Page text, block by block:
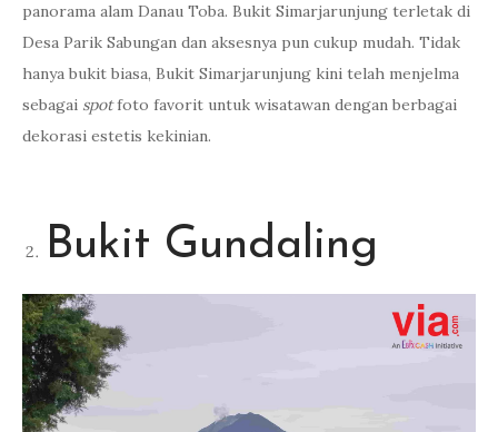
panorama alam Danau Toba. Bukit Simarjarunjung terletak di
Desa Parik Sabungan dan aksesnya pun cukup mudah. Tidak
hanya bukit biasa, Bukit Simarjarunjung kini telah menjelma
sebagai spotfoto favorit untuk wisatawan dengan berbagai
dekorasi estetis kekinian.
Bukit Gundaling